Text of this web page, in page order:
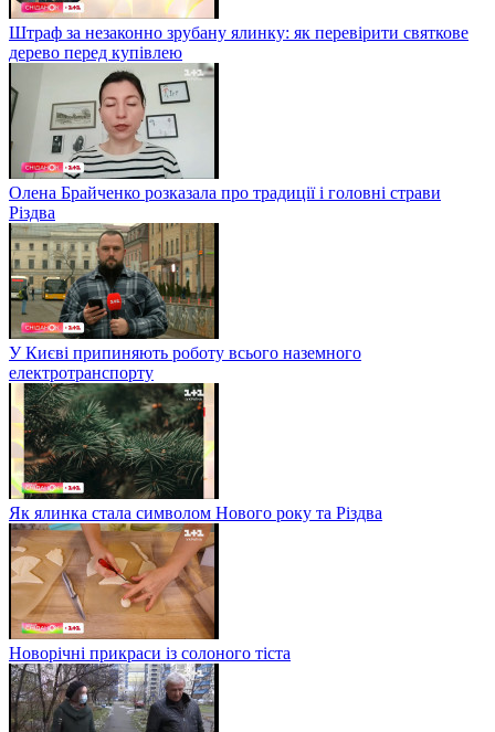
Штраф за незаконно зрубану ялинку: як перевірити святкове
дерево перед купівлею
Олена Брайченко розказала про традиції і головні страви
Різдва
У Києві припиняють роботу всього наземного
електротранспорту
Як ялинка стала символом Нового року та Різдва
Новорічні прикраси із солоного тіста